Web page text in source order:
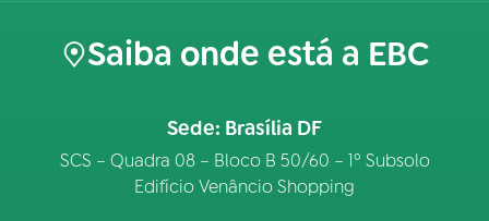
Saiba onde está a EBC
Sede: Brasília DF
SCS – Quadra 08 – Bloco B 50/60 – 1º Subsolo
Edifício Venâncio Shopping